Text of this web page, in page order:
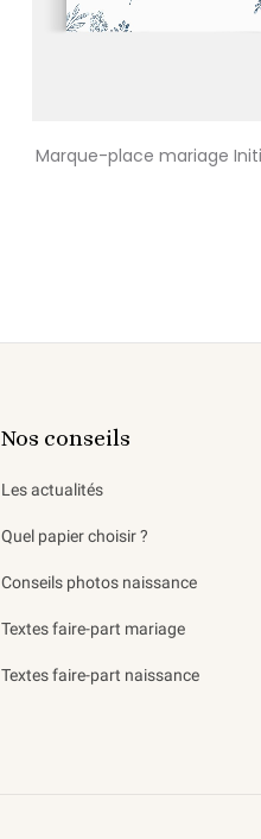
Marque-place mariage
Nos conseils
Les actualités
Quel papier choisir ?
Conseils photos naissance
Textes faire-part mariage
Textes faire-part naissance